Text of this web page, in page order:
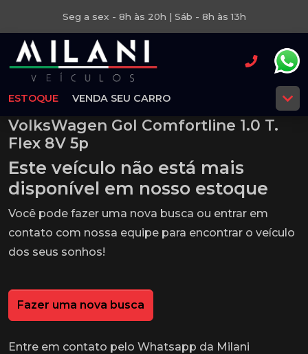
Seg a sex - 8h às 20h | Sáb - 8h às 13h
ESTOQUE VENDA SEU CARRO
VolksWagen Gol Comfortline 1.0 T.
Flex 8V 5p
Este veículo não está mais
disponível em nosso estoque
Você pode fazer uma nova busca ou entrar em
contato com nossa equipe para encontrar o veículo
dos seus sonhos!
Fazer uma nova busca
Entre em contato pelo Whatsapp da Milani